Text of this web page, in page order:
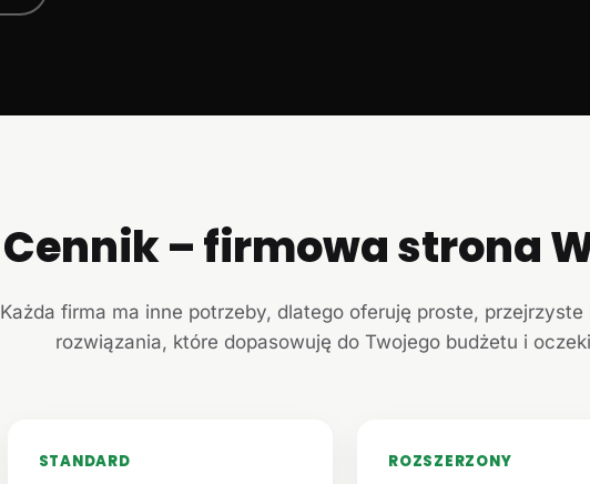
Cennik – firmowa strona
Każda firma ma inne potrzeby, dlatego oferuję proste, przejrzyste
rozwiązania, które dopasowuję do Twojego budżetu i
STANDARD ROZSZERZONY